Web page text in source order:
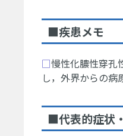
■疾患メモ
□慢性化膿性穿孔
し，外界からの病
■代表的症状